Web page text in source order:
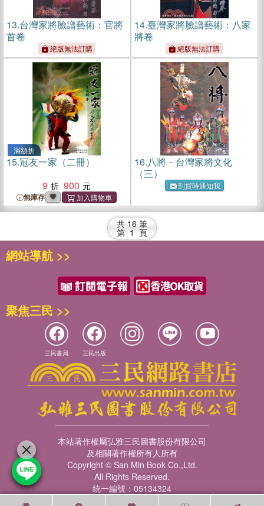
13.台灣家將臉譜藝術：官將
首卷
絕版無法訂購
14.臺灣家將臉譜藝術：八家
將卷
絕版無法訂購
滿額折
15.冠友一家（二冊）
9
900
無庫存
16.八將－台灣家將文化
（三）
到貨時通知我
共 16 筆
第 1 頁
網站導航 >>
聚焦三民 >>
三民書局 三民出版
本站著作權屬弘雅三民圖書股份有限公司
及相關著作權所有人所有
Copyright © San Min Book Co.,Ltd.
All Rights Reserved.
統一編號：05134324